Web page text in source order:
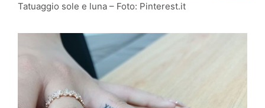
Tatuaggio sole e luna – Foto: Pinterest.it